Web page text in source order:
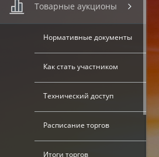
Товарные аукционы
Нормативные документы
Как стать участником
Технический доступ
Расписание торгов
Итоги торгов